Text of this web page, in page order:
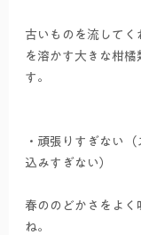
古いものを流してく
を溶かす大きな柑
す。
・頑張りすぎない
込みすぎない）
春ののどかさをよく
ね。